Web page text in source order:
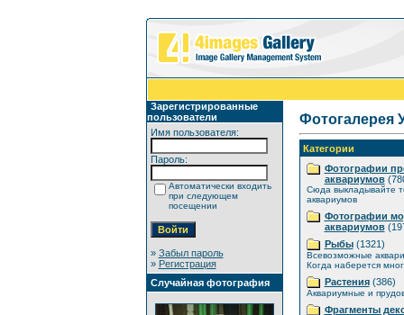
Зарегистрированные
пользователи
Имя пользователя:
Пароль:
Автоматически входить
при следующем
посещении
» Забыл пароль
» Регистрация
Случайная фотография
Фотогалерея
Категории
Фотографии
аквариумов
Сюда выкладывайте
аквариумов
Фотографии
аквариумов
Рыбы(1321)
Всевозможные
Когда наберется
Растения(386)
Аквариумные и
Фрагменты